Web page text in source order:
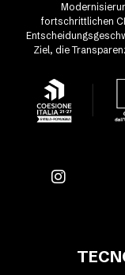
fortschrittlichen
Ziel, die